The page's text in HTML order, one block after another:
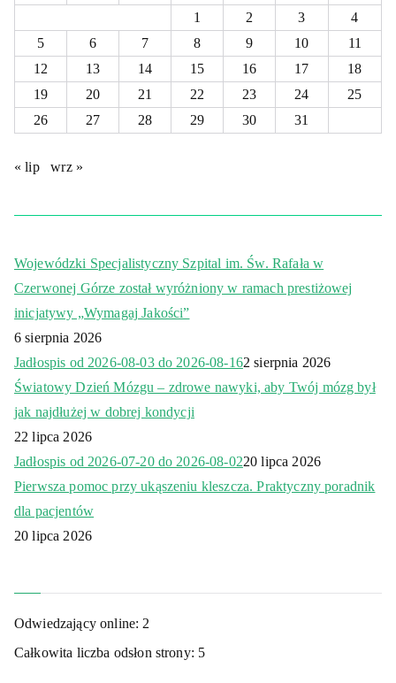
1
2 3
4
5
6 7 8 9 10
11
12
13 14 15 16 17
18
19
20 21 22 23 24
25
26
27 28 29 30 31
« lip wrz »
Wojewódzki Specjalistyczny Szpital im. Św. Rafała w
Czerwonej Górze został wyróżniony w ramach prestiżowej
inicjatywy „Wymagaj Jakości”
6 sierpnia 2026
Jadłospis od 2026-08-03 do 2026-08-162 sierpnia 2026
Światowy Dzień Mózgu – zdrowe nawyki, aby Twój mózg był
jak najdłużej w dobrej kondycji
22 lipca 2026
Jadłospis od 2026-07-20 do 2026-08-0220 lipca 2026
Pierwsza pomoc przy ukąszeniu kleszcza. Praktyczny poradnik
dla pacjentów
20 lipca 2026
Odwiedzający online: 2
Całkowita liczba odsłon strony: 5